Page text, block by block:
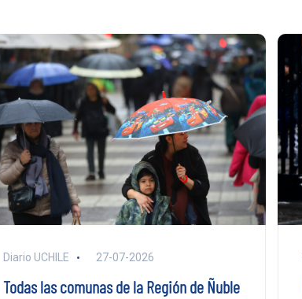
Diario UCHILE 27-07-2026
Todas las comunas de la Región de Ñuble